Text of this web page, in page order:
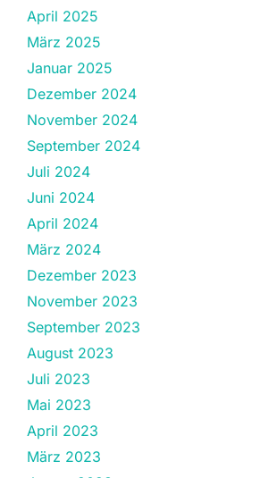
April 2025
März 2025
Januar 2025
Dezember 2024
November 2024
September 2024
Juli 2024
Juni 2024
April 2024
März 2024
Dezember 2023
November 2023
September 2023
August 2023
Juli 2023
Mai 2023
April 2023
März 2023